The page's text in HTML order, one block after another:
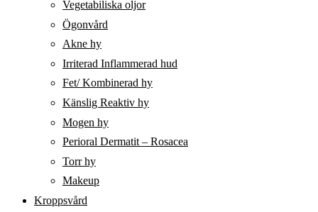
Vegetabiliska oljor
Ögonvård
Akne hy
Irriterad Inflammerad hud
Fet/ Kombinerad hy
Känslig Reaktiv hy
Mogen hy
Perioral Dermatit – Rosacea
Torr hy
Makeup
Kroppsvård